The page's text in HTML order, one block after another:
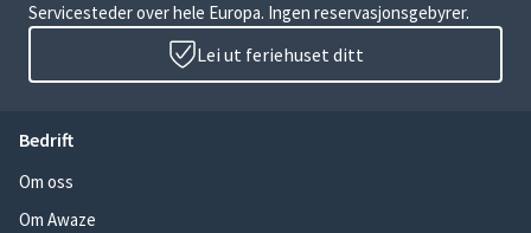
Servicesteder over hele Europa. Ingen reservasjonsgebyrer.
Lei ut feriehuset ditt
Bedrift
Om oss
Om Awaze